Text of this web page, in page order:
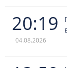
20:19
04.08.2026